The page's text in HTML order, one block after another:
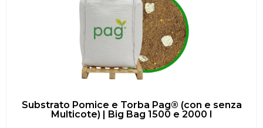
Substrato Pomice e Torba Pag® (con e senza
Multicote) | Big Bag 1500 e 2000 l